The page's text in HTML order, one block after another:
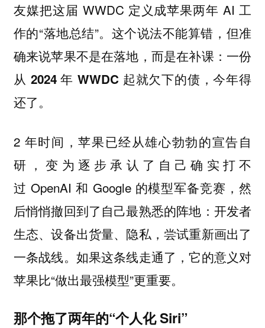
友媒把这届 WWDC 定义成苹果两年 AI 工
作的“落地总结”。这个说法不能算错，但准
确来说苹果不是在落地，而是在补课： 一份
从 2024 年 WWDC 起就欠下的债，今年得
还了。
2 年时间，苹果已经从雄心勃勃的宣告自
研，变为逐步承认了自己确实打不
过 OpenAI 和 Google 的模型军备竞赛，然
后悄悄撤回到了自己最熟悉的阵地：开发者
生态、设备出货量、隐私，尝试重新画出了
一条战线。如果这条线走通了，它的意义对
苹果比“做出最强模型”更重要。
那个拖了两年的“个人化 Siri”